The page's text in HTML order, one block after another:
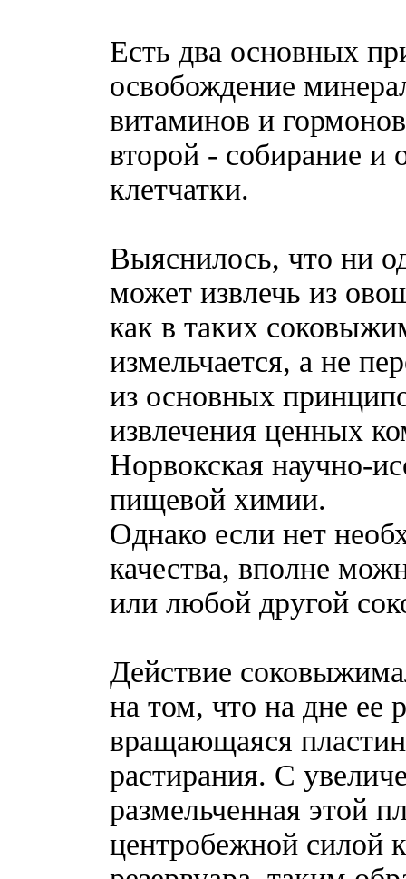
Есть два основных
освобождение
витаминов и
второй - собирание и
клетчатки.
Выяснилось, что ни
может извлечь из
как в таких
измельчается, а не
из основных
извлечения ценных
Норвокская научно-
пищевой химии.
Однако если нет
качества, вполне
или любой другой
Действие
на том, что на дне ее
вращающаяся
растирания. С
размельченная этой
центробежной силой